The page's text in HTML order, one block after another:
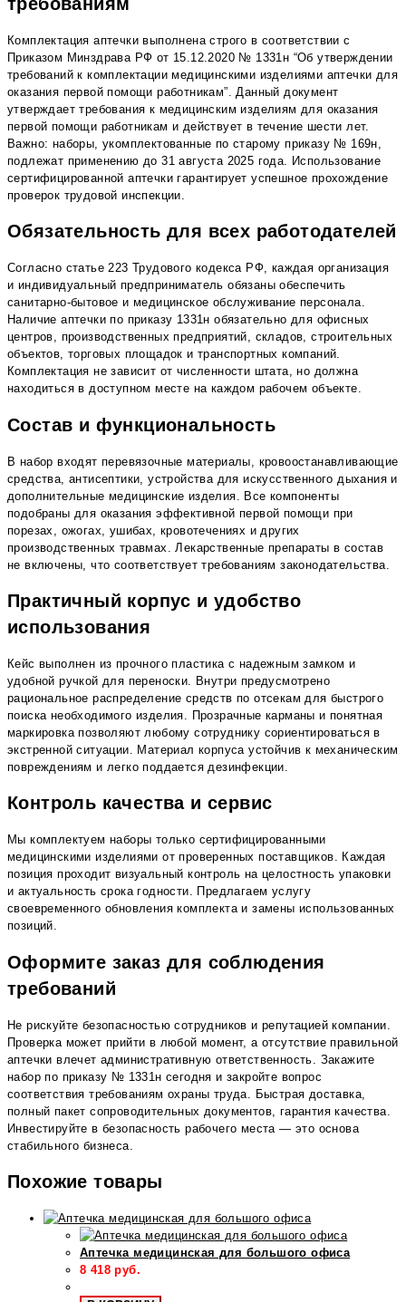
Комплектация аптечки выполнена строго в соответствии с
Приказом Минздрава РФ от 15.12.2020 № 1331н “Об утверждении
требований к комплектации медицинскими изделиями аптечки для
оказания первой помощи работникам”. Данный документ
утверждает требования к медицинским изделиям для оказания
первой помощи работникам и действует в течение шести лет.
Важно: наборы, укомплектованные по старому приказу № 169н,
подлежат применению до 31 августа 2025 года. Использование
сертифицированной аптечки гарантирует успешное прохождение
проверок трудовой инспекции.
Обязательность для всех работодателей
Согласно статье 223 Трудового кодекса РФ, каждая организация
и индивидуальный предприниматель обязаны обеспечить
санитарно-бытовое и медицинское обслуживание персонала.
Наличие аптечки по приказу 1331н обязательно для офисных
центров, производственных предприятий, складов, строительных
объектов, торговых площадок и транспортных компаний.
Комплектация не зависит от численности штата, но должна
находиться в доступном месте на каждом рабочем объекте.
Состав и функциональность
В набор входят перевязочные материалы, кровоостанавливающие
средства, антисептики, устройства для искусственного дыхания и
дополнительные медицинские изделия. Все компоненты
подобраны для оказания эффективной первой помощи при
порезах, ожогах, ушибах, кровотечениях и других
производственных травмах. Лекарственные препараты в состав
не включены, что соответствует требованиям законодательства.
Практичный корпус и удобство
использования
Кейс выполнен из прочного пластика с надежным замком и
удобной ручкой для переноски. Внутри предусмотрено
рациональное распределение средств по отсекам для быстрого
поиска необходимого изделия. Прозрачные карманы и понятная
маркировка позволяют любому сотруднику сориентироваться в
экстренной ситуации. Материал корпуса устойчив к механическим
повреждениям и легко поддается дезинфекции.
Контроль качества и сервис
Мы комплектуем наборы только сертифицированными
медицинскими изделиями от проверенных поставщиков. Каждая
позиция проходит визуальный контроль на целостность упаковки
и актуальность срока годности. Предлагаем услугу
своевременного обновления комплекта и замены использованных
позиций.
Оформите заказ для соблюдения
требований
Не рискуйте безопасностью сотрудников и репутацией компании.
Проверка может прийти в любой момент, а отсутствие правильной
аптечки влечет административную ответственность. Закажите
набор по приказу № 1331н сегодня и закройте вопрос
соответствия требованиям охраны труда. Быстрая доставка,
полный пакет сопроводительных документов, гарантия качества.
Инвестируйте в безопасность рабочего места — это основа
стабильного бизнеса.
Похожие товары
Аптечка медицинская для большого офиса
8 418 руб.